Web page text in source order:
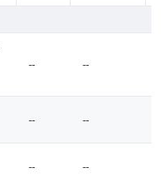
-- --
-- --
-- --